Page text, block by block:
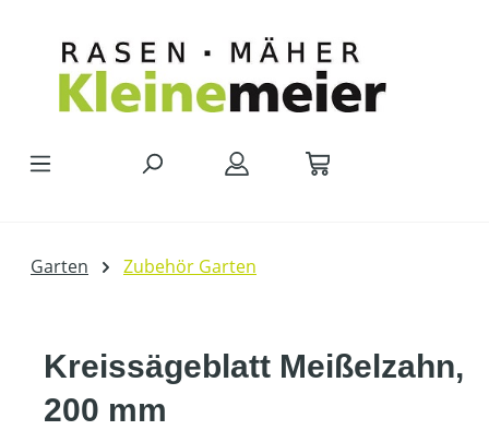
Garten Zubehör Garten
Kreissägeblatt Meißelzahn,
200 mm